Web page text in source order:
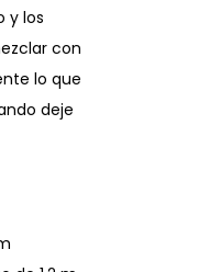
y los
con
lo que
deje